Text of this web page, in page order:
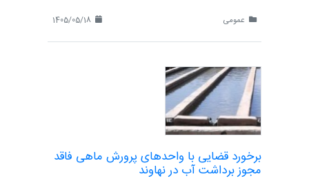
عمومی
برخورد قضایی با واحدهای پرورش ماهی فاقد
مجوز برداشت آب در نهاوند